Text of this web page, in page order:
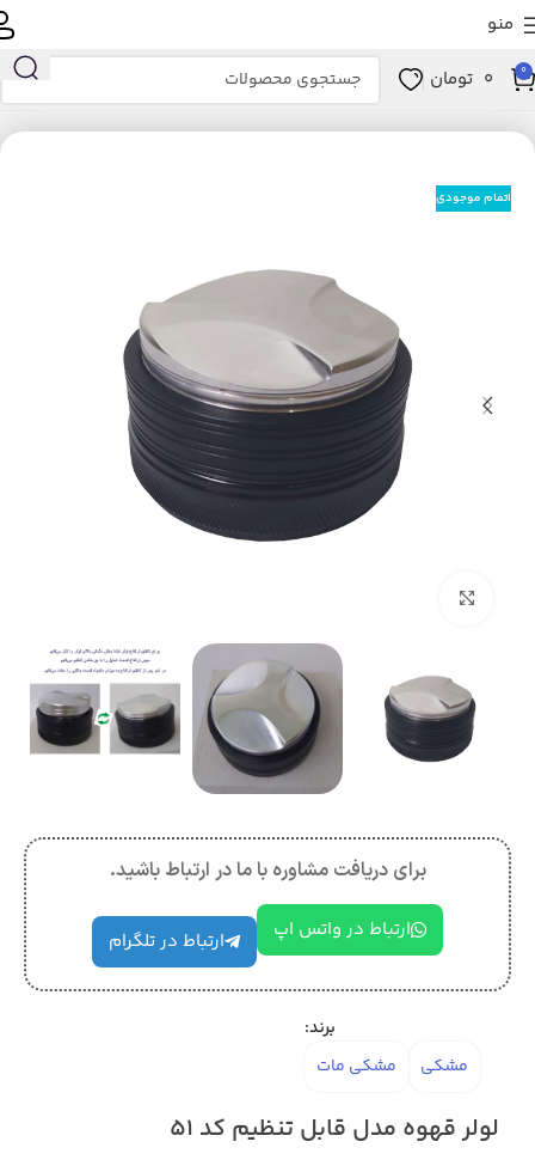
منو
0
0 تومان
خانه لوازم خانگی برقی نوشیدنی ساز لوازم جانبی و مصرفی نوشیدنی‌ساز
اتمام موجودی
برای دریافت مشاوره با ما در ارتباط باشید.
ارتباط در واتس اپ ارتباط در تلگرام
برند:
مشکی
مشکی مات
لولر قهوه مدل قابل تنظیم کد 51